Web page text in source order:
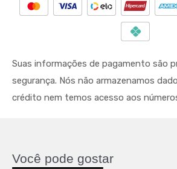
Suas informações de pagamento são
segurança. Nós não armazenamos
crédito nem temos acesso aos
Você pode gostar